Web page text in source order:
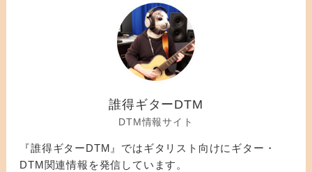
誰得ギターDTM
DTM情報サイト
『誰得ギターDTM』ではギタリスト向けにギター・
DTM関連情報を発信しています。